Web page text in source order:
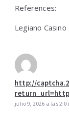
References:
Legiano Casino
http://
julio 9, 2026 a las